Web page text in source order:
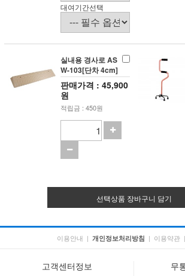
대여기간선택
실내용 경사로 AS
W-103[단차 4cm]
판매가격 : 45,900
원
적립금 : 450원
선택상품 장바구니 담기
이용안내 | 개인정보처리방침 | 이용약관 |
고객센터정보 무